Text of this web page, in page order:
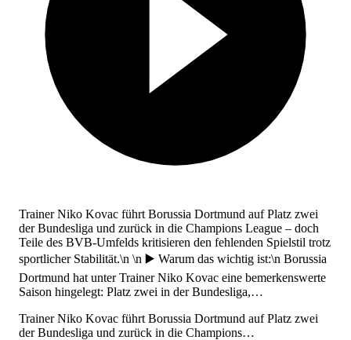
Trainer Niko Kovac führt Borussia Dortmund auf Platz zwei
der Bundesliga und zurück in die Champions League – doch
Teile des BVB-Umfelds kritisieren den fehlenden Spielstil trotz
sportlicher Stabilität.\n \n ▶️ Warum das wichtig ist:\n Borussia
Dortmund hat unter Trainer Niko Kovac eine bemerkenswerte
Saison hingelegt: Platz zwei in der Bundesliga,…
Trainer Niko Kovac führt Borussia Dortmund auf Platz zwei
der Bundesliga und zurück in die Champions…